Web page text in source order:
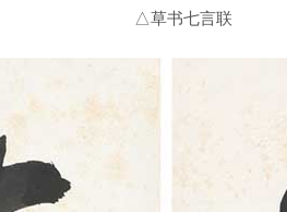
△草书七言联